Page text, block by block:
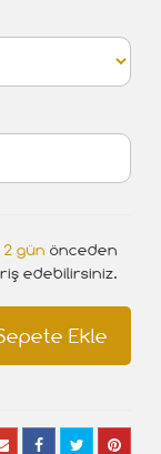
2 gün önceden
edebilirsiniz.
Ekle